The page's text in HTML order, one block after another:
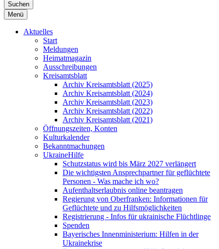
Suchen
Menü
Aktuelles
Start
Meldungen
Heimatmagazin
Ausschreibungen
Kreisamtsblatt
Archiv Kreisamtsblatt (2025)
Archiv Kreisamtsblatt (2024)
Archiv Kreisamtsblatt (2023)
Archiv Kreisamtsblatt (2022)
Archiv Kreisamtsblatt (2021)
Öffnungszeiten, Konten
Kulturkalender
Bekanntmachungen
UkraineHilfe
Schutzstatus wird bis März 2027 verlängert
Die wichtigsten Ansprechpartner für geflüchtete
Personen - Was mache ich wo?
Aufenthaltserlaubnis online beantragen
Regierung von Oberfranken: Informationen für
Geflüchtete und zu Hilfsmöglichkeiten
Registrierung - Infos für ukrainische Flüchtlinge
Spenden
Bayerisches Innenministerium: Hilfen in der
Ukrainekrise